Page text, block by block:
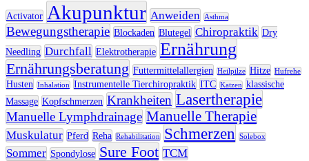
Activator Akupunktur Anweiden Asthma
Bewegungstherapie Blockaden Blutegel Chiropraktik Dry
Needling Durchfall Elektrotherapie Ernährung
Ernährungsberatung Futtermittelallergien Heilpilze Hitze Hufrehe
Husten Inhalation Instrumentelle Tierchiropraktik ITC Katzen
klassische
Massage Kopfschmerzen Krankheiten Lasertherapie
Manuelle Lymphdrainage Manuelle Therapie
Muskulatur Pferd Reha Rehabilitation Schmerzen Solebox
Sommer Spondylose Sure Foot TCM